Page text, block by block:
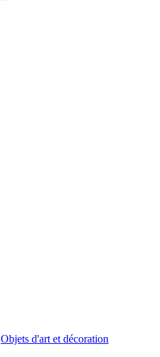
Objets d'art et décoration